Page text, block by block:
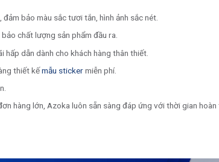
bảo màu sắc tươi tắn, hình ảnh sắc nét.
chất lượng sản phẩm đầu ra.
hấp dẫn dành cho khách hàng thân thiết.
thiết kếmẫu stickermiễn phí.
hàng lớn, Azoka luôn sẵn sàng đáp ứng với thời gian